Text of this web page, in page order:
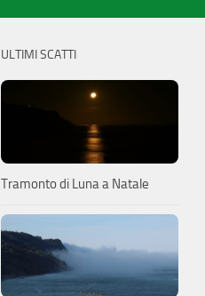
ULTIMI SCATTI
Tramonto di Luna a Natale